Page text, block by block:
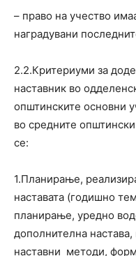
– право на учество
наградувани
2.2.Критериуми за
наставник во
општинските основни
во средните
се:
1.Планирање,
наставата (годишно
планирање, уредно
дополнителна
наставни методи,